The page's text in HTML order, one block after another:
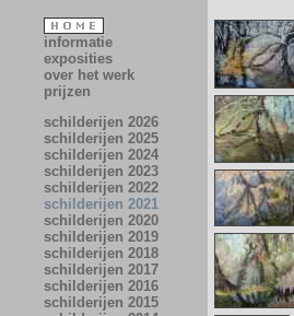
informatie
exposities
over het werk
prijzen
schilderijen 2026
schilderijen 2025
schilderijen 2024
schilderijen 2023
schilderijen 2022
schilderijen 2021
schilderijen 2020
schilderijen 2019
schilderijen 2018
schilderijen 2017
schilderijen 2016
schilderijen 2015